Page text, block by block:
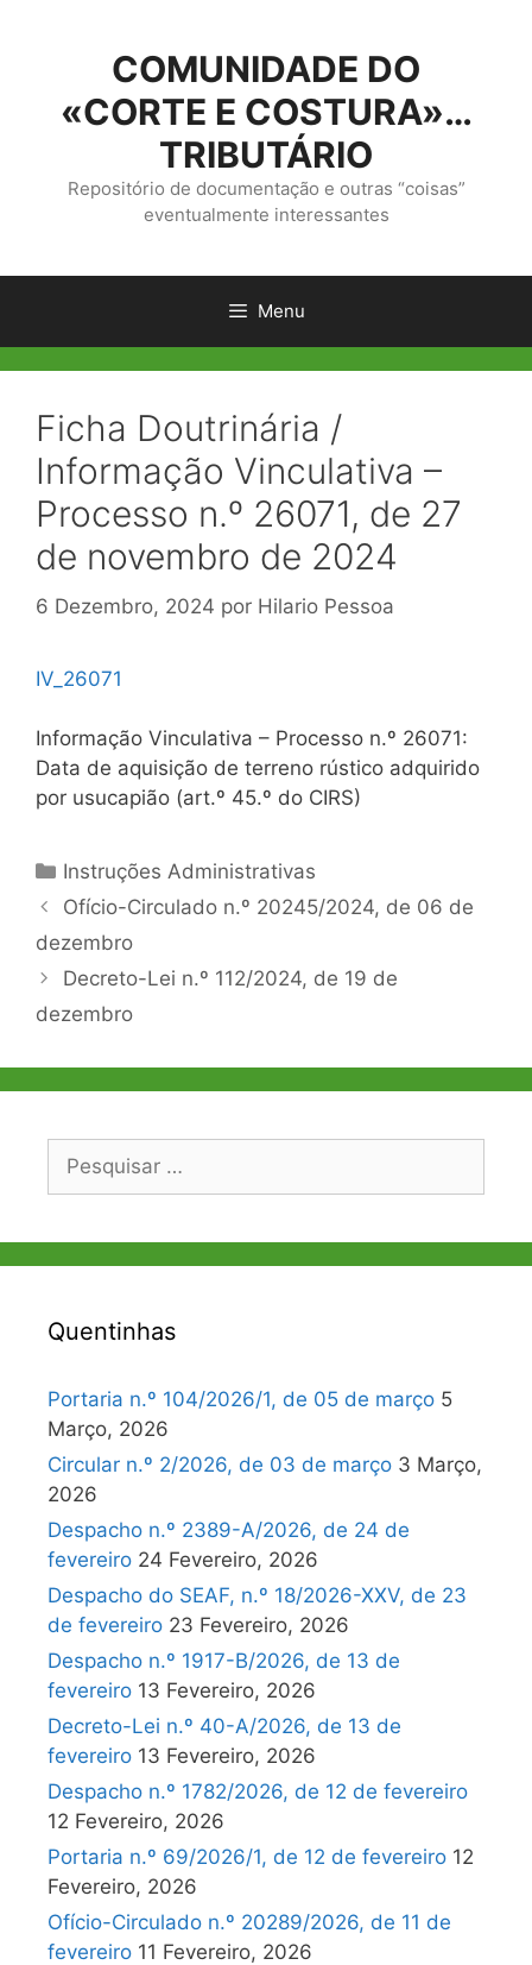
conteúdo
COMUNIDADE DO
«CORTE E COSTURA»…
TRIBUTÁRIO
Repositório de documentação e outras “coisas”
eventualmente interessantes
Menu
Ficha Doutrinária /
Informação Vinculativa –
Processo n.º 26071, de 27
de novembro de 2024
6 Dezembro, 2024 por Hilario Pessoa
IV_26071
Informação Vinculativa – Processo n.º 26071:
Data de aquisição de terreno rústico adquirido
por usucapião (art.º 45.º do CIRS)
Categorias
Instruções Administrativas
Navegação
de
Ofício-Circulado n.º 20245/2024, de 06 de
dezembro
Decreto-Lei n.º 112/2024, de 19 de
dezembro
Pesquisar
Quentinhas
Portaria n.º 104/2026/1, de 05 de março 5
Março, 2026
Circular n.º 2/2026, de 03 de março 3 Março,
2026
Despacho n.º 2389-A/2026, de 24 de
fevereiro 24 Fevereiro, 2026
Despacho do SEAF, n.º 18/2026-XXV, de 23
de fevereiro 23 Fevereiro, 2026
Despacho n.º 1917-B/2026, de 13 de
fevereiro 13 Fevereiro, 2026
Decreto-Lei n.º 40-A/2026, de 13 de
fevereiro 13 Fevereiro, 2026
Despacho n.º 1782/2026, de 12 de fevereiro
12 Fevereiro, 2026
Portaria n.º 69/2026/1, de 12 de fevereiro 12
Fevereiro, 2026
Ofício-Circulado n.º 20289/2026, de 11 de
fevereiro 11 Fevereiro, 2026